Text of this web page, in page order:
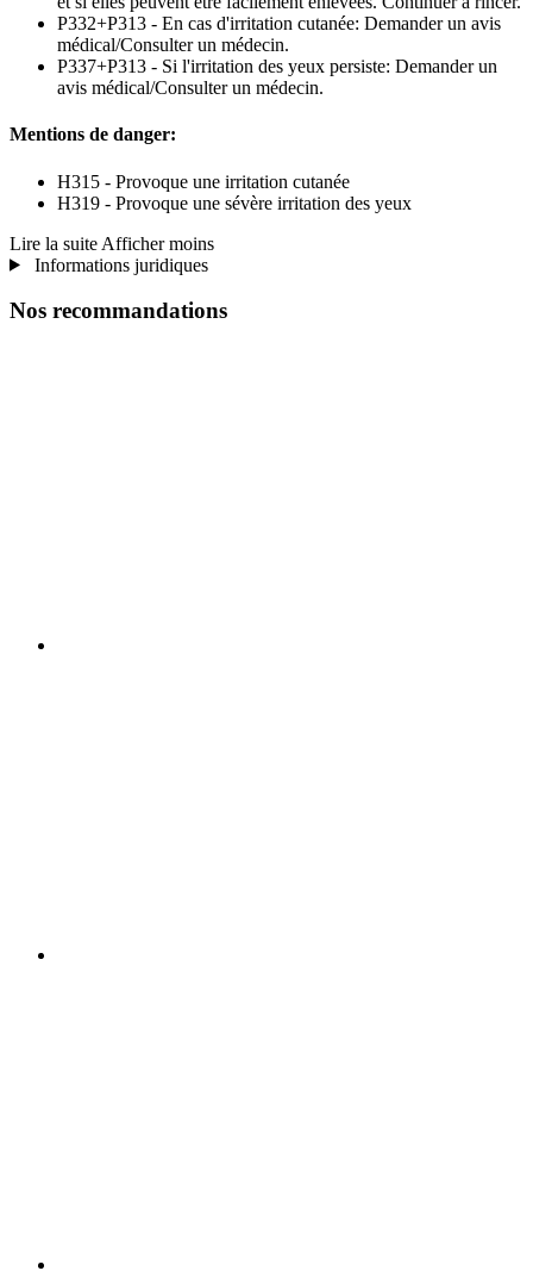
P332+P313 - En cas d'irritation cutanée: Demander un avis
médical/Consulter un médecin.
P337+P313 - Si l'irritation des yeux persiste: Demander un
avis médical/Consulter un médecin.
Mentions de danger:
H315 - Provoque une irritation cutanée
H319 - Provoque une sévère irritation des yeux
Lire la suite Afficher moins
Informations juridiques
Nos recommandations